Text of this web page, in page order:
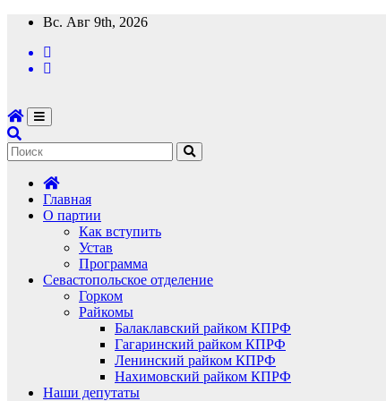
Перейти
содержимому
Вс. Авг 9th, 2026
Главная
О партии
Как вступить
Устав
Программа
Севастопольское отделение
Горком
Райкомы
Балаклавский райком КПРФ
Гагаринский райком КПРФ
Ленинский райком КПРФ
Нахимовский райком КПРФ
Наши депутаты